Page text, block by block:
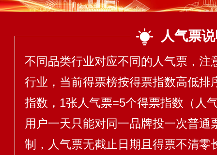
人气票
不同品类行业对应不同的人气票，注
行业，当前得票榜按得票指数高低排
指数，1张人气票=5个得票指数（人
用户一天只能对同一品牌投一次普通
制，人气票无截止日期且得票不清零